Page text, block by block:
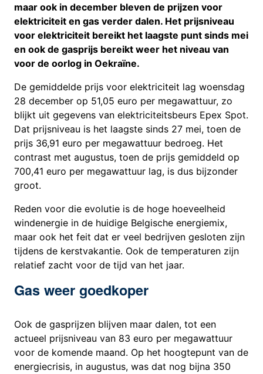
maar ook in december bleven de prijzen voor
elektriciteit en gas verder dalen. Het prijsniveau
voor elektriciteit bereikt het laagste punt sinds mei
en ook de gasprijs bereikt weer het niveau van
voor de oorlog in Oekraïne.
De gemiddelde prijs voor elektriciteit lag woensdag
28 december op 51,05 euro per megawattuur, zo
blijkt uit gegevens van elektriciteitsbeurs Epex Spot.
Dat prijsniveau is het laagste sinds 27 mei, toen de
prijs 36,91 euro per megawattuur bedroeg. Het
contrast met augustus, toen de prijs gemiddeld op
700,41 euro per megawattuur lag, is dus bijzonder
groot.
Reden voor die evolutie is de hoge hoeveelheid
windenergie in de huidige Belgische energiemix,
maar ook het feit dat er veel bedrijven gesloten zijn
tijdens de kerstvakantie. Ook de temperaturen zijn
relatief zacht voor de tijd van het jaar.
Gas weer goedkoper
Ook de gasprijzen blijven maar dalen, tot een
actueel prijsniveau van 83 euro per megawattuur
voor de komende maand. Op het hoogtepunt van de
energiecrisis, in augustus, was dat nog bijna 350